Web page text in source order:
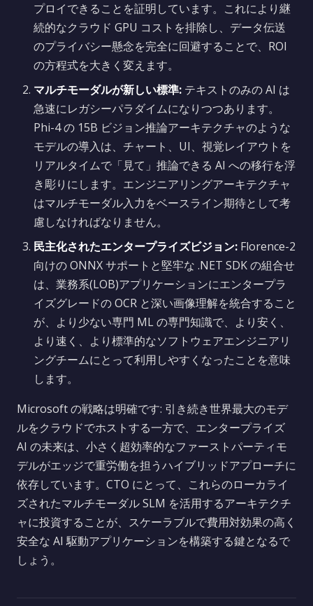
プロイできることを証明しています。これにより継
続的なクラウド GPU コストを排除し、データ伝送
のプライバシー懸念を完全に回避することで、ROI
の方程式を大きく変えます。
マルチモーダルが新しい標準: テキストのみの AI は
急速にレガシーパラダイムになりつつあります。
Phi-4 の 15B ビジョン推論アーキテクチャのような
モデルの導入は、チャート、UI、視覚レイアウトを
リアルタイムで「見て」推論できる AI への移行を浮
き彫りにします。エンジニアリングアーキテクチャ
はマルチモーダル入力をベースライン期待として考
慮しなければなりません。
民主化されたエンタープライズビジョン: Florence-2
向けの ONNX サポートと堅牢な .NET SDK の組合せ
は、業務系(LOB)アプリケーションにエンタープラ
イズグレードの OCR と深い画像理解を統合すること
が、より少ない専門 ML の専門知識で、より安く、
より速く、より標準的なソフトウェアエンジニアリ
ングチームにとって利用しやすくなったことを意味
します。
Microsoft の戦略は明確です: 引き続き世界最大のモデ
ルをクラウドでホストする一方で、エンタープライズ
AI の未来は、小さく超効率的なファーストパーティモ
デルがエッジで重労働を担うハイブリッドアプローチに
依存しています。CTO にとって、これらのローカライ
ズされたマルチモーダル SLM を活用するアーキテクチ
ャに投資することが、スケーラブルで費用対効果の高く
安全な AI 駆動アプリケーションを構築する鍵となるで
しょう。